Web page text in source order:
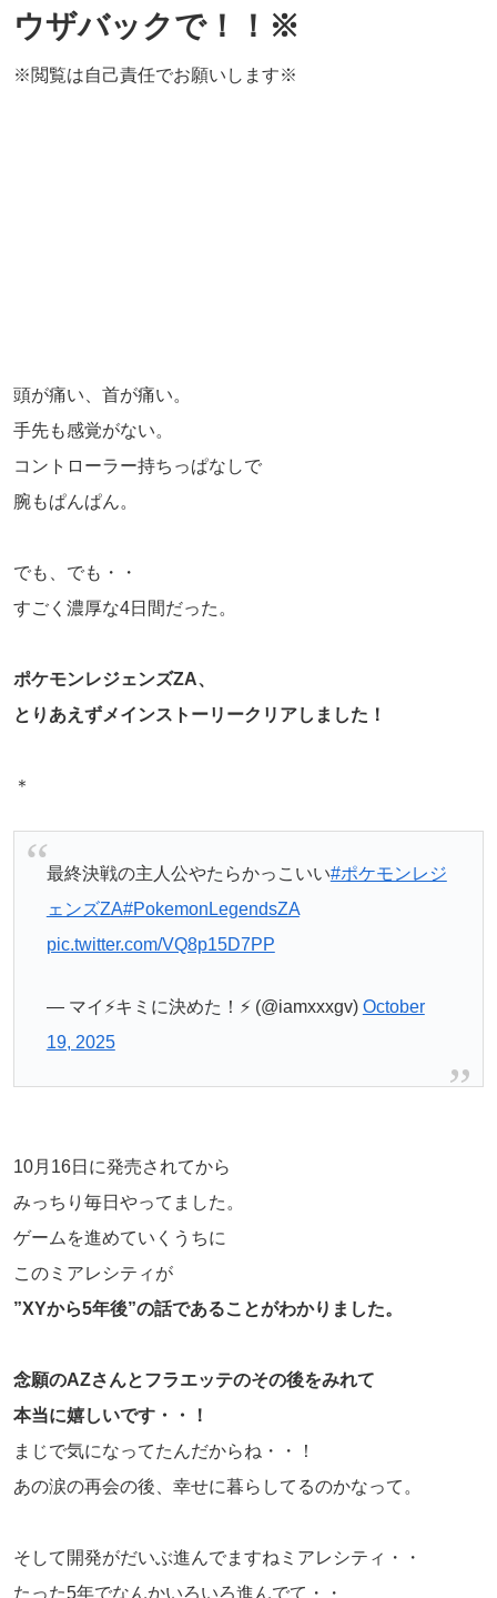
ウザバックで！！※
※閲覧は自己責任でお願いします※
頭が痛い、首が痛い。
手先も感覚がない。
コントローラー持ちっぱなしで
腕もぱんぱん。
でも、でも・・
すごく濃厚な4日間だった。
ポケモンレジェンズZA、
とりあえずメインストーリークリアしました！
＊
最終決戦の主人公やたらかっこいい#ポケモンレジ
ェンズZA#PokemonLegendsZA
pic.twitter.com/VQ8p15D7PP
— マイ⚡️キミに決めた！⚡️ (@iamxxxgv) October
19, 2025
10月16日に発売されてから
みっちり毎日やってました。
ゲームを進めていくうちに
このミアレシティが
”XYから5年後”の話であることがわかりました。
念願のAZさんとフラエッテのその後をみれて
本当に嬉しいです・・！
まじで気になってたんだからね・・！
あの涙の再会の後、幸せに暮らしてるのかなって。
そして開発がだいぶ進んでますねミアレシティ・・
たった5年でなんかいろいろ進んでて・・